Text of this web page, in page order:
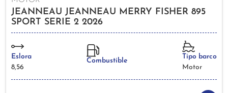
JEANNEAU JEANNEAU MERRY FISHER 895
SPORT SERIE 2 2026
Eslora
8,56
Combustible
Tipo barco
Motor